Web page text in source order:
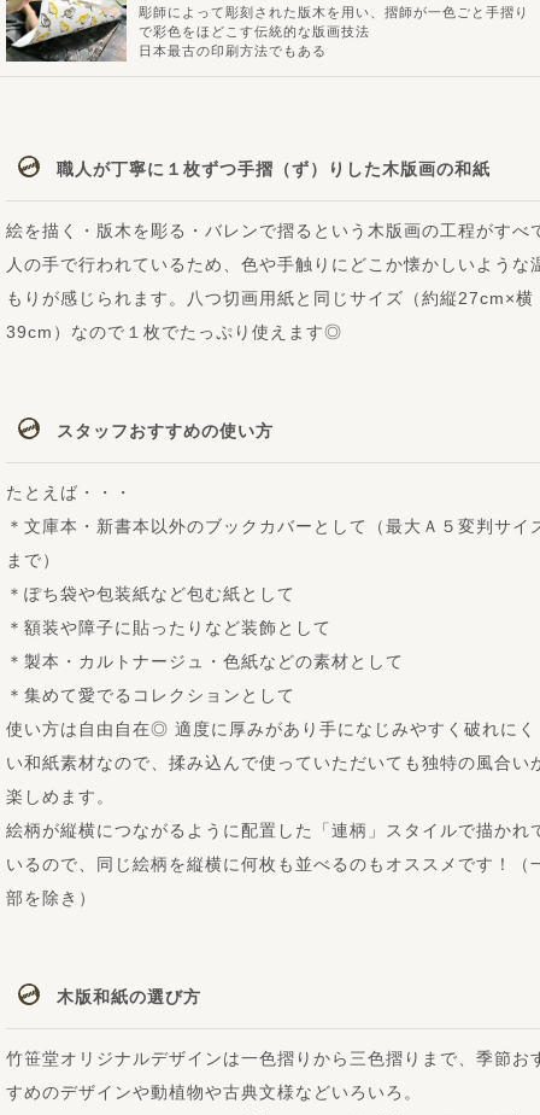
彫師によって彫刻された版木を用い、摺師が一色ごと手摺り
で彩色をほどこす伝統的な版画技法
日本最古の印刷方法でもある
職人が丁寧に１枚ずつ手摺（ず）りした木版画の和紙
絵を描く・版木を彫る・バレンで摺るという木版画の工程がすべ
人の手で行われているため、色や手触りにどこか懐かしいような
もりが感じられます。八つ切画用紙と同じサイズ（約縦27cm×横
39cm）なので１枚でたっぷり使えます◎
スタッフおすすめの使い方
たとえば・・・
＊文庫本・新書本以外のブックカバーとして（最大Ａ５変判サイ
まで）
＊ぽち袋や包装紙など包む紙として
＊額装や障子に貼ったりなど装飾として
＊製本・カルトナージュ・色紙などの素材として
＊集めて愛でるコレクションとして
使い方は自由自在◎ 適度に厚みがあり手になじみやすく破れにく
い和紙素材なので、揉み込んで使っていただいても独特の風合い
楽しめます。
絵柄が縦横につながるように配置した「連柄」スタイルで描かれ
いるので、同じ絵柄を縦横に何枚も並べるのもオススメです！（
部を除き）
木版和紙の選び方
竹笹堂オリジナルデザインは一色摺りから三色摺りまで、季節お
すめのデザインや動植物や古典文様などいろいろ。